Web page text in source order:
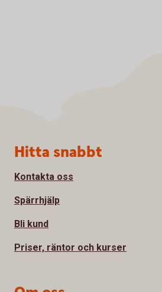
Sidfot
Hitta snabbt
Kontakta oss
Spärrhjälp
Bli kund
Priser, räntor och kurser